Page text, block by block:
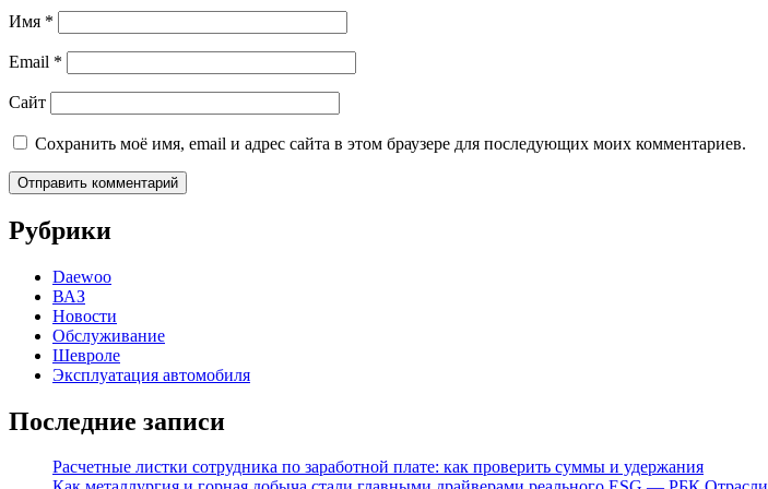
Имя *
Email *
Сайт
Сохранить моё имя, email и адрес сайта в этом браузере для последующих моих комментариев.
Рубрики
Daewoo
ВАЗ
Новости
Обслуживание
Шевроле
Эксплуатация автомобиля
Последние записи
Расчетные листки сотрудника по заработной плате: как проверить суммы и удержания